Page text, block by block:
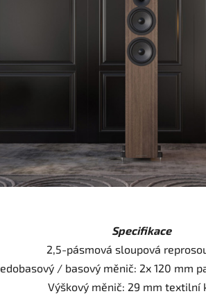
Specifikace
2,5-pásmová sloupová
/ basový měnič: 2x 120 mm
Výškový měnič: 29 mm textilní